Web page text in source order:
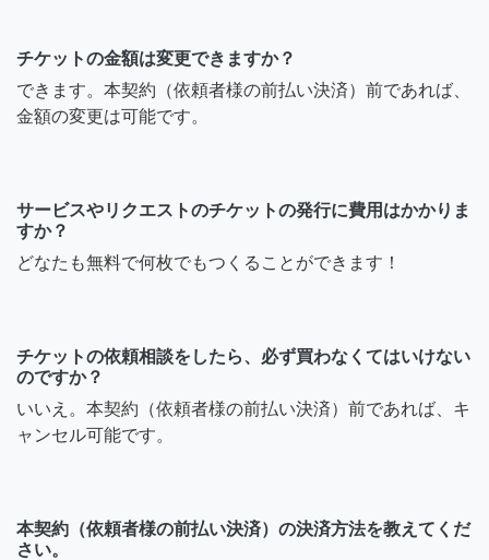
チケットの金額は変更できますか？
できます。本契約（依頼者様の前払い決済）前であれば、
金額の変更は可能です。
サービスやリクエストのチケットの発行に費用はかかりま
すか？
どなたも無料で何枚でもつくることができます！
チケットの依頼相談をしたら、必ず買わなくてはいけない
のですか？
いいえ。本契約（依頼者様の前払い決済）前であれば、キ
ャンセル可能です。
本契約（依頼者様の前払い決済）の決済方法を教えてくだ
さい。